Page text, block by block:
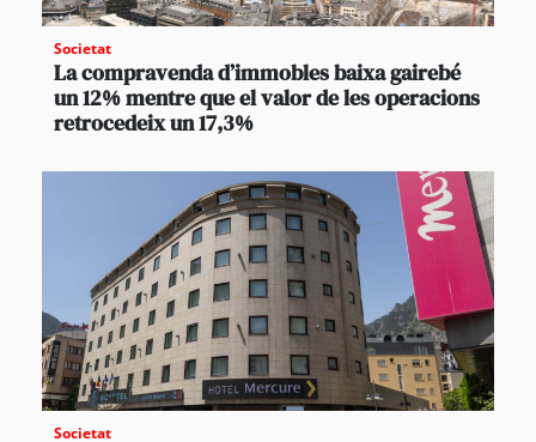
Societat
La compravenda d’immobles baixa gairebé
un 12% mentre que el valor de les operacions
retrocedeix un 17,3%
Societat